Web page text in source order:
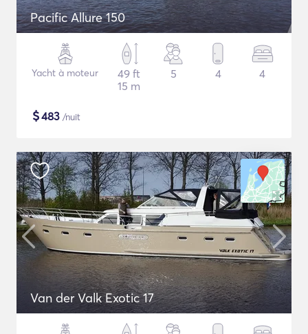
Pacific Allure 150
Yacht à moteur
49 ft
15 m
5 4 4
$483 /nuit
Van der Valk Exotic 17